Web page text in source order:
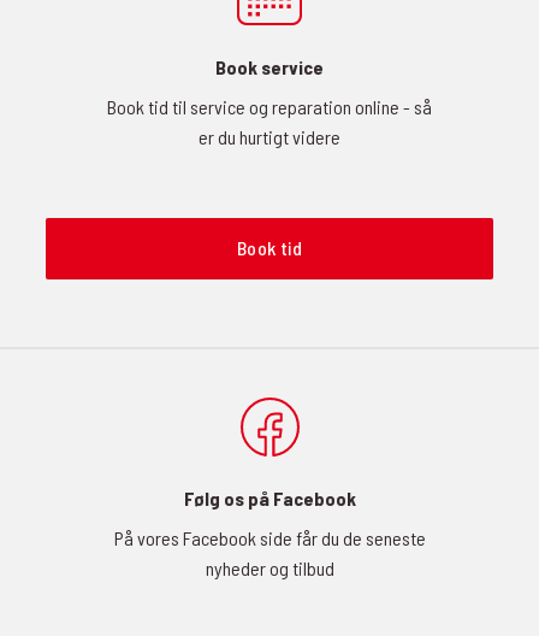
Book service
Book tid til service og reparation online - så
er du hurtigt videre
Book tid
Følg os på Facebook
På vores Facebook side får du de seneste
nyheder og tilbud